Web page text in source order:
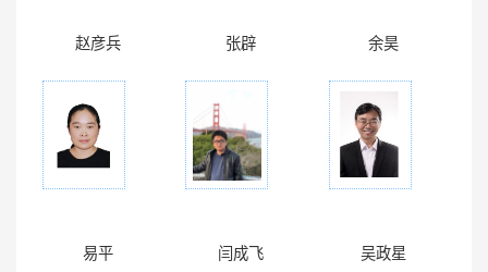
赵彦兵 张辟 余昊
易平 闫成飞 吴政星